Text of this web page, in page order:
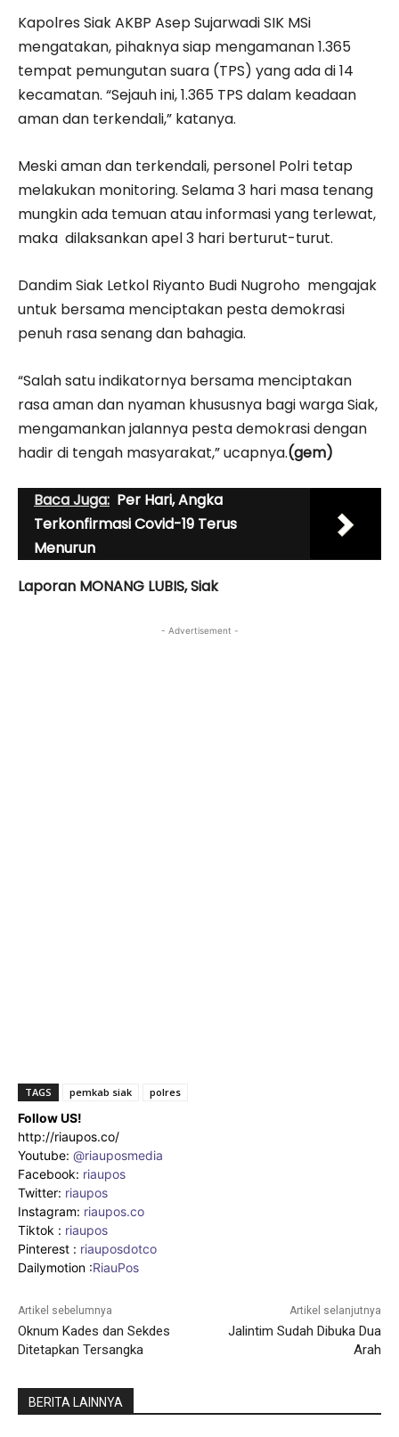
Kapolres Siak AKBP Asep Sujarwadi SIK MSi
mengatakan, pihaknya siap mengamanan 1.365
tempat pemungutan suara (TPS) yang ada di 14
kecamatan. “Sejauh ini, 1.365 TPS dalam keadaan
aman dan terkendali,” katanya.
Meski aman dan terkendali, personel Polri tetap
melakukan monitoring. Selama 3 hari masa tenang
mungkin ada temuan atau informasi yang terlewat,
maka dilaksankan apel 3 hari berturut-turut.
Dandim Siak Letkol Riyanto Budi Nugroho mengajak
untuk bersama menciptakan pesta demokrasi
penuh rasa senang dan bahagia.
“Salah satu indikatornya bersama menciptakan
rasa aman dan nyaman khususnya bagi warga Siak,
mengamankan jalannya pesta demokrasi dengan
hadir di tengah masyarakat,” ucapnya.(gem)
Baca Juga: Per Hari, Angka
Terkonfirmasi Covid-19 Terus
Menurun
Laporan MONANG LUBIS, Siak
- Advertisement -
TAGS pemkab siak polres
Follow US!
http://riaupos.co/
Youtube: @riauposmedia
Facebook: riaupos
Twitter: riaupos
Instagram: riaupos.co
Tiktok : riaupos
Pinterest : riauposdotco
Dailymotion :RiauPos
Artikel sebelumnya
Oknum Kades dan Sekdes
Ditetapkan Tersangka
Artikel selanjutnya
Jalintim Sudah Dibuka Dua
Arah
BERITA LAINNYA